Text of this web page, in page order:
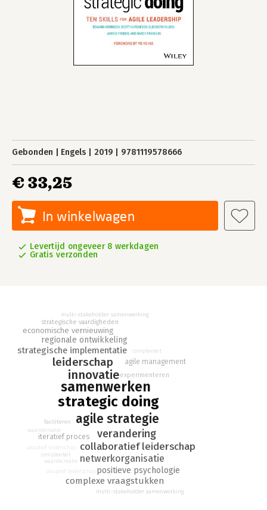
Gebonden Engels 2019 9781119578666
€ 33,25
In winkelwagen
Levertijd ongeveer 8 werkdagen
Gratis verzonden
strategic doing
samenwerken
agile strategie
innovatie
verandering
leiderschap
collaboratief leiderschap
netwerkorganisatie
strategische implementatie
regionale ontwikkeling
positieve psychologie
complexe vraagstukken
economische vernieuwing
iteratief proces
agile management
experimenteren
strategische vaardigheden
faciliteren
multi-stakeholder samenwerking
adaptief leiderschap
complexiteit
waardecreatie
multi-stakeholder samenwerking
adaptief leiderschap
complexiteit
waardecreatie